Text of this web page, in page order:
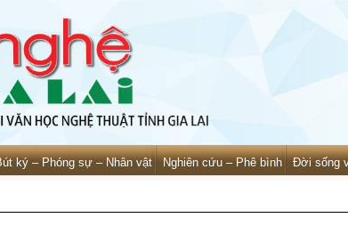
ký – Phóng sự – Nhân vật Nghiên cứu – Phê bình Đời sống